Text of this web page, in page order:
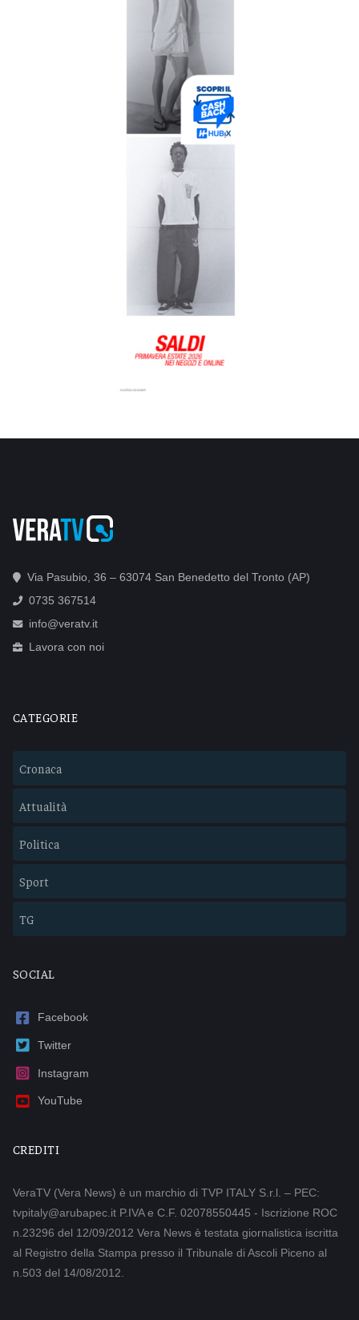
Via Pasubio, 36 – 63074 San Benedetto del Tronto (AP)
0735 367514
info@veratv.it
Lavora con noi
CATEGORIE
Cronaca
Attualità
Politica
Sport
TG
SOCIAL
Facebook
Twitter
Instagram
YouTube
CREDITI
VeraTV (Vera News) è un marchio di TVP ITALY S.r.l. – PEC:
tvpitaly@arubapec.it P.IVA e C.F. 02078550445 - Iscrizione ROC
n.23296 del 12/09/2012 Vera News è testata giornalistica iscritta
al Registro della Stampa presso il Tribunale di Ascoli Piceno al
n.503 del 14/08/2012.